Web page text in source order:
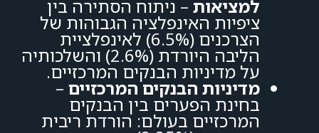
למציאות – ניתוח הסתירה בין
ציפיות האינפלציה הגבוהות של
הצרכנים (6.5%) לאינפלציית
הליבה היורדת (2.6%) והשלכותיה
על מדיניות הבנקים המרכזיים.
מדיניות הבנקים המרכזיים –
בחינת הפערים בין הבנקים
המרכזיים בעולם: הורדת ריבית